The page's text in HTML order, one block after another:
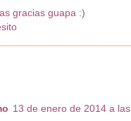
gracias guapa :)
13 de enero de 2014 a